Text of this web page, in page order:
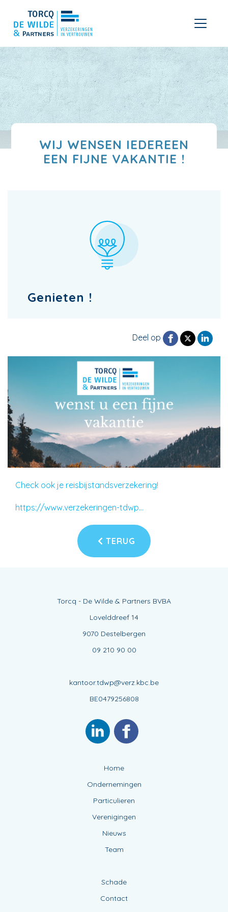
WIJ WENSEN IEDEREEN
EEN FIJNE VAKANTIE !
Genieten !
Deel op
Check ook je reisbijstandsverzekering!
https://www.verzekeringen-tdwp...
TERUG
Torcq - De Wilde & Partners BVBA
Lovelddreef 14
9070 Destelbergen
09 210 90 00
kantoor.tdwp@verz.kbc.be
BE0479256808
Home
Ondernemingen
Particulieren
Verenigingen
Nieuws
Team
Schade
Contact